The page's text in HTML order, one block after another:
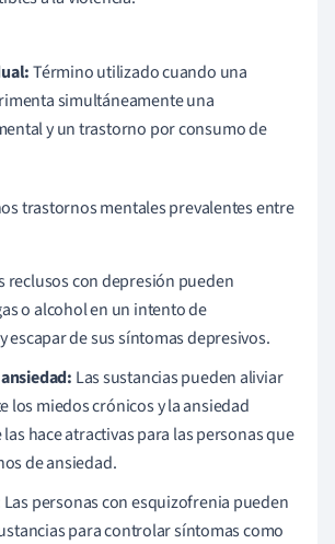
Término utilizado cuando una
simultáneamente una
y un trastorno por consumo de
trastornos mentales prevalentes entre
reclusos con depresión pueden
o alcohol en un intento de
escapar de sus síntomas depresivos.
Las sustancias pueden aliviar
los miedos crónicos y la ansiedad
hace atractivas para las personas que
de ansiedad.
Las personas con esquizofrenia pueden
para controlar síntomas como